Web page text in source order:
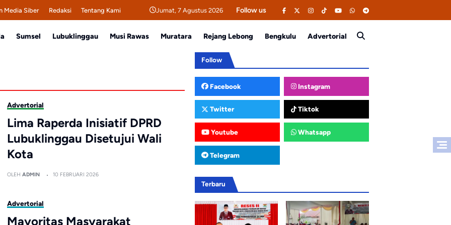
Media Siber Redaksi Tentang Kami Jumat, 7 Agustus 2026 Follow us
Sumsel Lubuklinggau Musi Rawas Muratara Rejang Lebong Bengkulu Advertorial
Advertorial
Lima Raperda Inisiatif DPRD
Lubuklinggau Disetujui Wali
Kota
OLEHADMIN 10 FEBRUARI 2026
Advertorial
Mayoritas Masyarakat
Follow
Facebook Instagram
Twitter Tiktok
Youtube Whatsapp
Telegram
Terbaru